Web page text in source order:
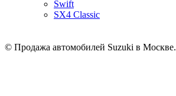
Swift
SX4 Classic
© Продажа автомобилей Suzuki в Москве.